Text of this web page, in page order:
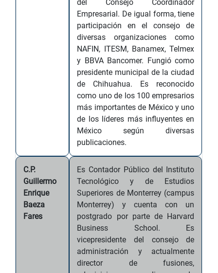
del Consejo Coordinador
Empresarial. De igual forma, tiene
participación en el consejo de
diversas organizaciones como
NAFIN, ITESM, Banamex, Telmex
y BBVA Bancomer. Fungió como
presidente municipal de la ciudad
de Chihuahua. Es reconocido
como uno de los 100 empresarios
más importantes de México y uno
de los líderes más influyentes en
México según diversas
publicaciones.
C.P.
Guillermo
Enrique
Baeza
Fares
Es Contador Público del Instituto
Tecnológico y de Estudios
Superiores de Monterrey (campus
Monterrey) y cuenta con un
postgrado por parte de Harvard
Business School. Es
vicepresidente del consejo de
administración y actualmente
director de fusiones,